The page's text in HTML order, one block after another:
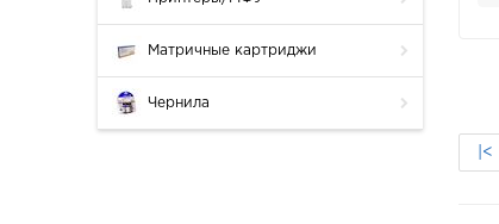
Матричные картриджи
Чернила
|<